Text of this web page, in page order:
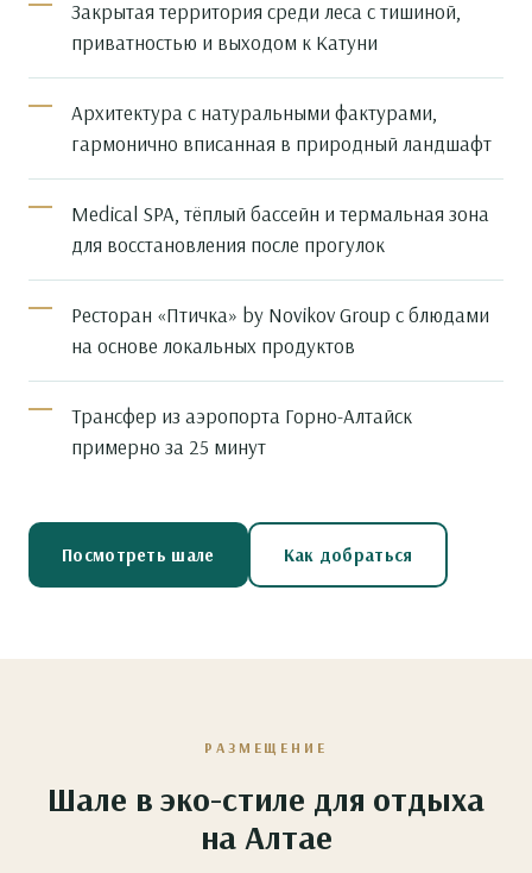
Закрытая территория среди леса с тишиной,
приватностью и выходом к Катуни
Архитектура с натуральными фактурами,
гармонично вписанная в природный ландшафт
Medical SPA, тёплый бассейн и термальная зона
для восстановления после прогулок
Ресторан «Птичка» by Novikov Group с блюдами
на основе локальных продуктов
Трансфер из аэропорта Горно-Алтайск
примерно за 25 минут
Посмотреть шале Как добраться
РАЗМЕЩЕНИЕ
Шале в эко-стиле для отдыха
на Алтае